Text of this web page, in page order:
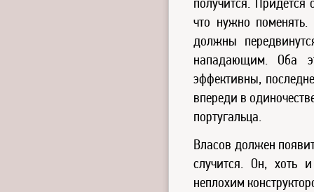
получится. Придётся
что нужно
должны
нападающим. Оба
эффективны,
впереди в
португальца.
Власов должен
случится. Он, хоть
неплохим